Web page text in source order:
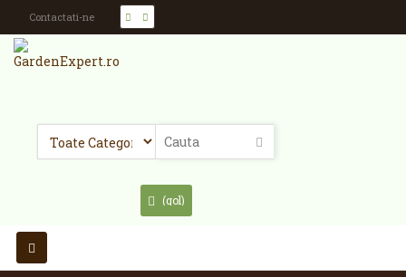
Contactati-ne
(gol)
Toggle
navigation